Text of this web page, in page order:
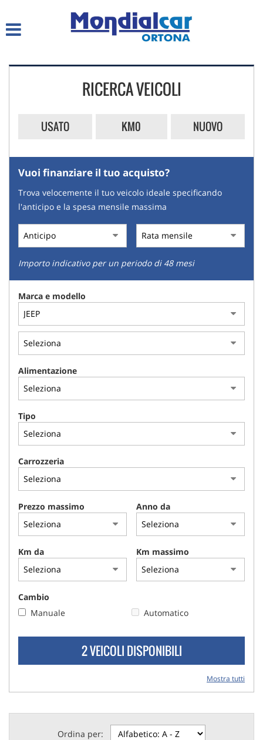
ACQUISTIAMO USATO
ASSISTENZA
CONTATTI
RICERCA VEICOLI
USATO KM0 NUOVO
Vuoi finanziare il tuo acquisto?
Trova velocemente il tuo veicolo ideale specificando
l'anticipo e la spesa mensile massima
Importo indicativo per un periodo di 48 mesi
Marca e modello
Alimentazione
Tipo
Carrozzeria
Prezzo massimo Anno da
Km da Km massimo
Cambio
Manuale
Automatico
2 VEICOLI DISPONIBILI
Mostra tutti
Ordina per: